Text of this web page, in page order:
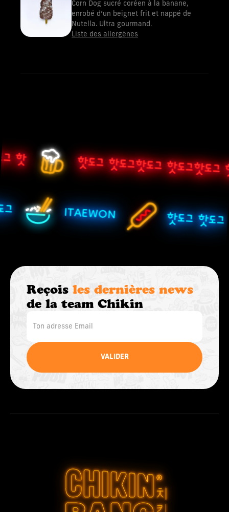
Corn Dog sucré coréen à la banane,
enrobé d’un beignet frit et nappé de
Nutella. Ultra gourmand.
Liste des allergènes
핫 핫도그 핫도그핫도그 핫도그핫도그
그 ITAEWON 핫도그 핫도그
Reçois les dernières news
de la team Chikin